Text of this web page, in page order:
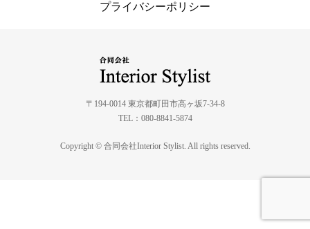
プライバシーポリシー
〒194-0014 東京都町田市高ヶ坂7-34-8
TEL：080-8841-5874
Copyright © 合同会社Interior Stylist. All rights reserved.